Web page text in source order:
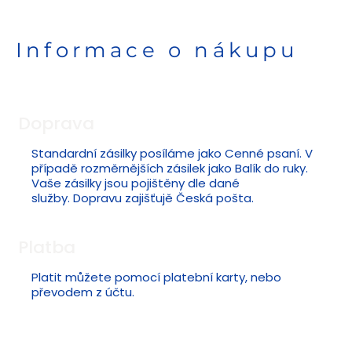
Informace o nákupu
Standardní zásilky posíláme jako Cenné psaní. V
případě rozměrnějších zásilek jako Balík do ruky.
Vaše zásilky jsou pojištěny dle dané
služby. Dopravu zajišťujě Česká pošta.
Platit můžete pomocí platební karty, nebo
převodem z účtu.